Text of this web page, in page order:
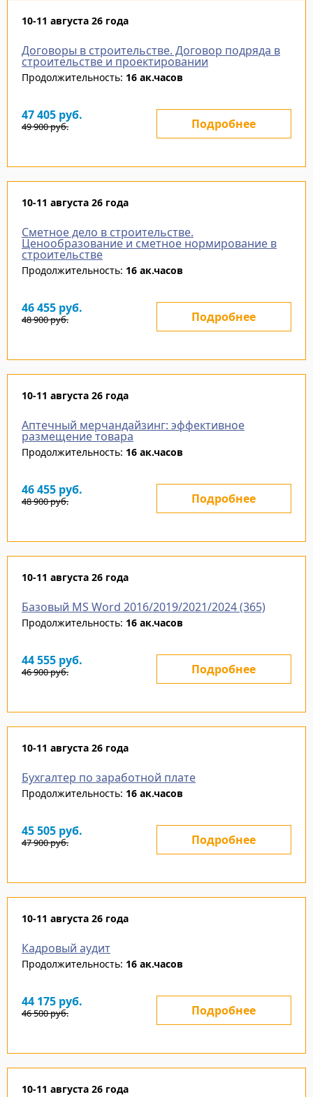
10-11 августа 26 года
Договоры в строительстве. Договор подряда в
строительстве и проектировании
Продолжительность: 16 ак.часов
47 405 руб.
49 900руб. Подробнее
10-11 августа 26 года
Сметное дело в строительстве.
Ценообразование и сметное нормирование в
строительстве
Продолжительность: 16 ак.часов
46 455 руб.
48 900руб. Подробнее
10-11 августа 26 года
Аптечный мерчандайзинг: эффективное
размещение товара
Продолжительность: 16 ак.часов
46 455 руб.
48 900руб. Подробнее
10-11 августа 26 года
Базовый MS Word 2016/2019/2021/2024 (365)
Продолжительность: 16 ак.часов
44 555 руб.
46 900руб. Подробнее
10-11 августа 26 года
Бухгалтер по заработной плате
Продолжительность: 16 ак.часов
45 505 руб.
47 900руб. Подробнее
10-11 августа 26 года
Кадровый аудит
Продолжительность: 16 ак.часов
44 175 руб.
46 500руб. Подробнее
10-11 августа 26 года